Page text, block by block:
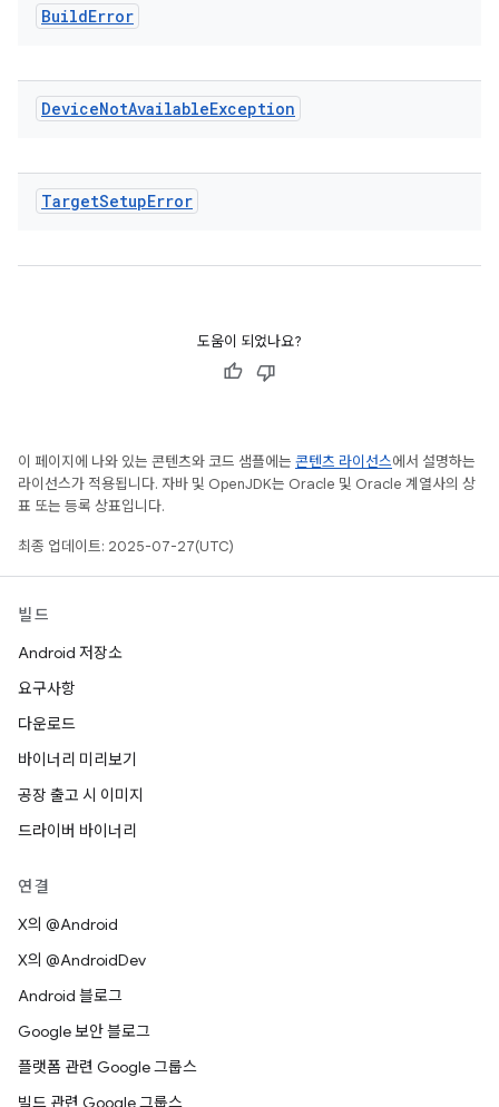
BuildError
DeviceNotAvailableException
TargetSetupError
도움이 되었나요?
이 페이지에 나와 있는 콘텐츠와 코드 샘플에는 콘텐츠 라이선스에서 설명하는
라이선스가 적용됩니다. 자바 및 OpenJDK는 Oracle 및 Oracle 계열사의 상
표 또는 등록 상표입니다.
최종 업데이트: 2025-07-27(UTC)
빌드
Android 저장소
요구사항
다운로드
바이너리 미리보기
공장 출고 시 이미지
드라이버 바이너리
연결
X의 @Android
X의 @AndroidDev
Android 블로그
Google 보안 블로그
플랫폼 관련 Google 그룹스
빌드 관련 Google 그룹스